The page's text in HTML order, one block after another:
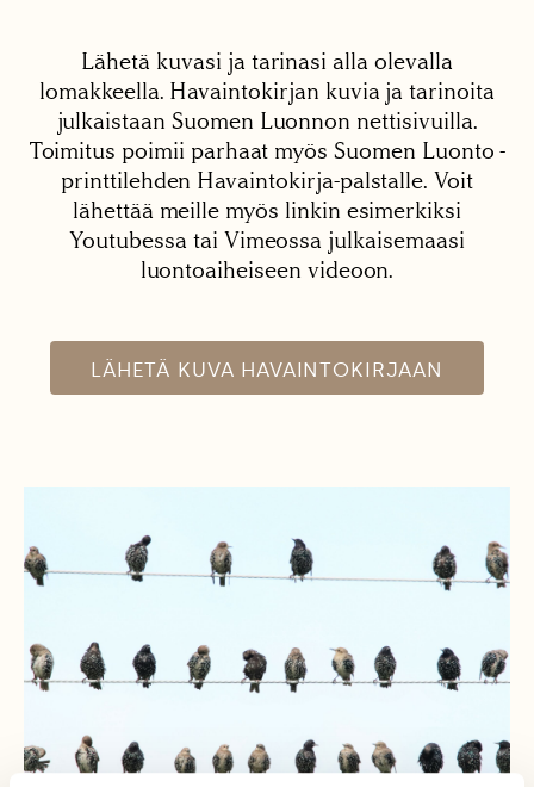
Lähetä kuvasi ja tarinasi alla olevalla
lomakkeella. Havaintokirjan kuvia ja tarinoita
julkaistaan Suomen Luonnon nettisivuilla.
Toimitus poimii parhaat myös Suomen Luonto -
printtilehden Havaintokirja-palstalle. Voit
lähettää meille myös linkin esimerkiksi
Youtubessa tai Vimeossa julkaisemaasi
luontoaiheiseen videoon.
LÄHETÄ KUVA HAVAINTOKIRJAAN